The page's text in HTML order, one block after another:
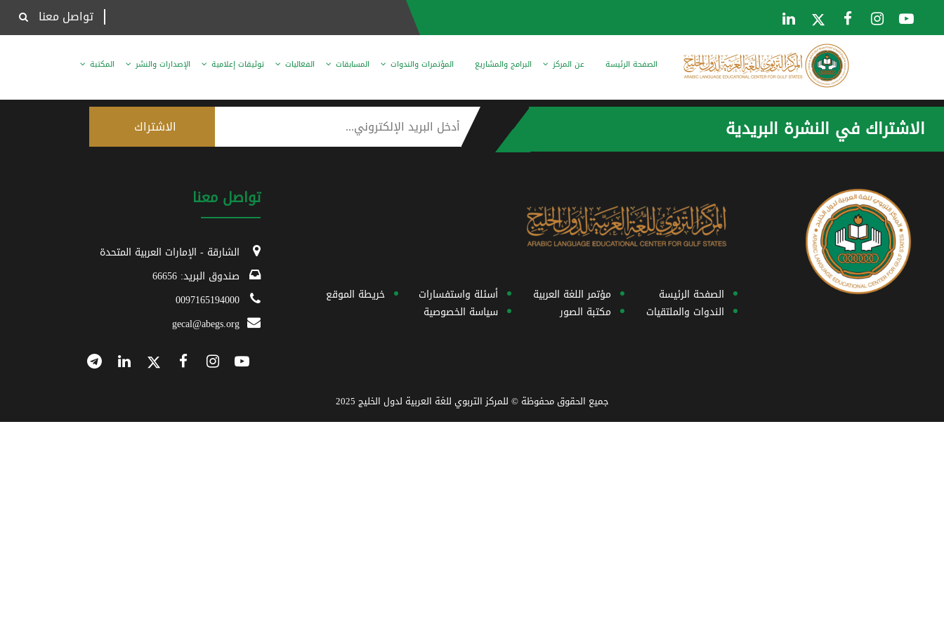
تواصل معنا
الصفحة الرئيسة عن المركز البرامج والمشاريع المؤتمرات والندوات المسابقات الفعاليات توثيقات إعلامية الإصدارات والنشر المكتبة
الاشتراك في النشرة البريدية
تواصل معنا
الشارقة - الإمارات العربية المتحدة
صندوق البريد: 66656
0097165194000
gecal@abegs.org
الصفحة الرئيسة
الندوات والملتقيات
مؤتمر اللغة العربية
مكتبة الصور
أسئلة واستفسارات
سياسة الخصوصية
خريطة الموقع
جميع الحقوق محفوظة © للمركز التربوي للغة العربية لدول الخليج 2025